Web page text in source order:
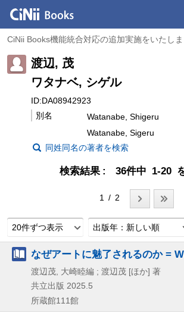
CiNii Books機能統合対応の追加実施をいたし
渡辺, 茂
ワタナベ, シゲル
ID:DA08942923
別名
Watanabe, Shigeru
Watanabe, Sigeru
同姓同名の著者を検索
検索結果 36件中 1-20
1 / 2
20件ずつ表示 出版年：新しい順
なぜアートに魅了されるのか =
渡辺茂, 大崎睦編 ; 渡辺茂 [ほか] 著
共立出版 2025.5
所蔵館111館